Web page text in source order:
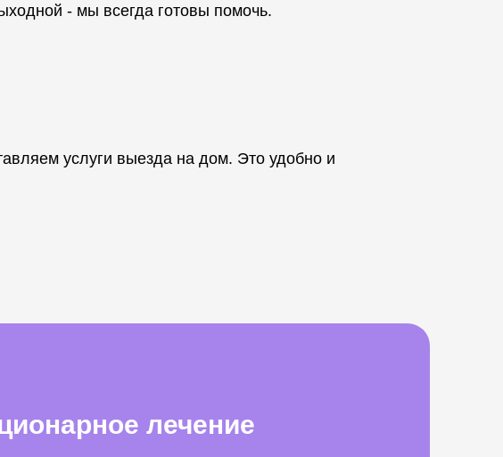
- мы всегда готовы помочь.
услуги выезда на дом. Это удобно и
лечение